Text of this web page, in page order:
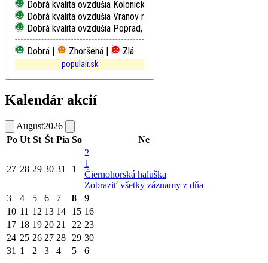
Dobrá kvalita ovzdušia Kolonické sedlo, Hvezdáreň
Dobrá kvalita ovzdušia Vranov nad Topľou, M. R. Štefánika
Dobrá kvalita ovzdušia Poprad, Železničná
Dobrá |
Zhoršená | Zlá
populair.sk
Kalendár akcií
August2026
Po Ut St Št Pia So Ne
27 28 29 30 31 1
2
1
Čiernohorská haluška
Zobraziť všetky záznamy z dňa
3
4 5 6 7 8
9
10 11 12 13 14 15 16
17 18 19 20 21 22 23
24 25 26 27 28 29 30
31 1 2 3 4 5 6